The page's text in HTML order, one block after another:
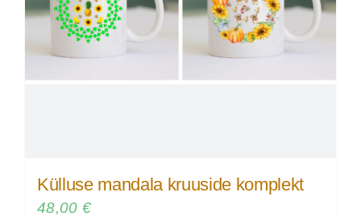
Külluse mandala kruuside komplekt
48,00 €